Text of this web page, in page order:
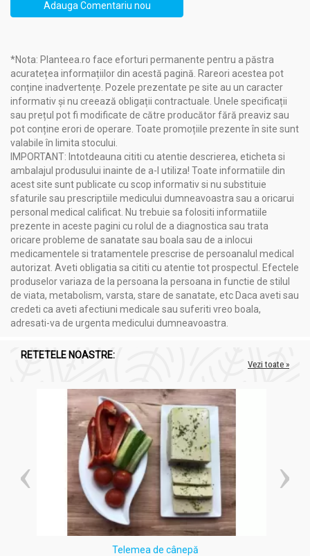
pentru îmbunătățirea funcției cerebrale, stimularea
sale antioxidante, termogenice și neuroprotectoare
Proprietăți ingrediente active:
Catechine: compuși antioxidanți cu rol în arderea
grăsimilor și protecția celulară
EGCG (epigalocatechin-galat): susține termogeneza și
reduce pofta de mâncare
Flavonoide și polifenoli : contribuie la reducerea
inflamațiilor și îmbunătățirea funcției vasculare
Cofeină naturală : stimulează concentrarea și energia
Teanina: aminoacid care favorizează relaxarea fără
somnolență
Minerale esențiale: calciu, zinc, fier, mangan– implicate
în procese metabolice
O infuzie terapeuticăde tradiție, esențială într-un stil de viață
echilibrat, care oferă energie, detoxifiere și susținere naturală
pentru minte și trup.
AromaPlantBonchișeste un brand dedicat promovării
produselor naturiste obținute din plante cultivate în mod
ecologic.
Adauga Comentariu nou
*Nota: Planteea.ro face eforturi permanente pentru a păstra
acuratețea informațiilor din acestă pagină. Rareori acestea pot
conține inadvertențe. Pozele prezentate pe site au un caracter
informativ și nu creează obligații contractuale. Unele specificații
sau prețul pot fi modificate de către producător fără preaviz sau
pot conține erori de operare. Toate promoțiile prezente în site sunt
valabile în limita stocului.
IMPORTANT: Intotdeauna cititi cu atentie descrierea, eticheta si
ambalajul produsului inainte de a-l utiliza! Toate informatiile din
acest site sunt publicate cu scop informativ si nu substituie
sfaturile sau prescriptiile medicului dumneavoastra sau a oricarui
personal medical calificat. Nu trebuie sa folositi informatiile
prezente in aceste pagini cu rolul de a diagnostica sau trata
oricare probleme de sanatate sau boala sau de a inlocui
medicamentele si tratamentele prescrise de persoanalul medical
autorizat. Aveti obligatia sa cititi cu atentie tot prospectul. Efectele
produselor variaza de la persoana la persoana in functie de stilul
de viata, metabolism, varsta, stare de sanatate, etc Daca aveti sau
credeti ca aveti afectiuni medicale sau suferiti vreo boala,
adresati-va de urgenta medicului dumneavoastra.
RETETELE NOASTRE:
Vezi toate »
Telemea de cânepă